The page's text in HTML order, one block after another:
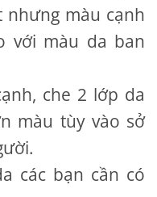
nhưng màu cạnh
với màu da ban
che 2 lớp da
màu tùy vào sở
các bạn cần có